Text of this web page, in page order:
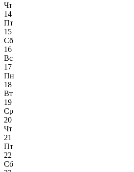
Чт
14
Пт
15
Сб
16
Вс
17
Пн
18
Вт
19
Ср
20
Чт
21
Пт
22
Сб